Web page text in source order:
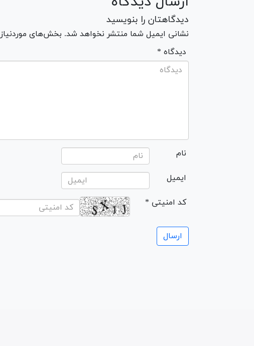
دیدگاهتان را بنویسید
نشانی ایمیل شما منتشر نخواهد شد. بخش‌های
* دیدگاه
نام
ایمیل
* کد امنیتی